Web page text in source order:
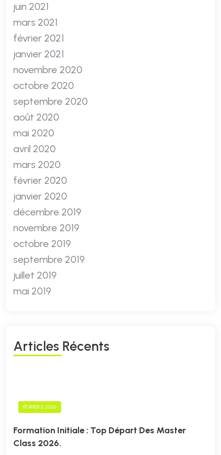
juin 2021
mars 2021
février 2021
janvier 2021
novembre 2020
octobre 2020
septembre 2020
août 2020
mai 2020
avril 2020
mars 2020
février 2020
janvier 2020
décembre 2019
novembre 2019
octobre 2019
septembre 2019
juillet 2019
mai 2019
ARTICLES RÉCENTS
FÉVRIER 3, 2026
Formation Initiale : Top Départ Des Master
Class 2026.